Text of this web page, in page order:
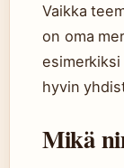
Vaikka
on oma
esimerkiksi
hyvin
Mikä